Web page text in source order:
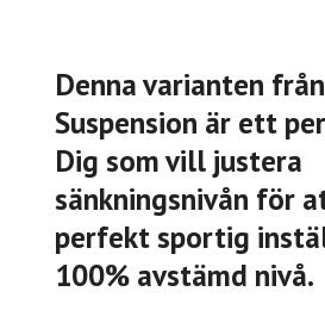
Denna varianten
Suspension är ett
Dig som vill justera
sänkningsnivån för
perfekt sportig
100% avstämd nivå.